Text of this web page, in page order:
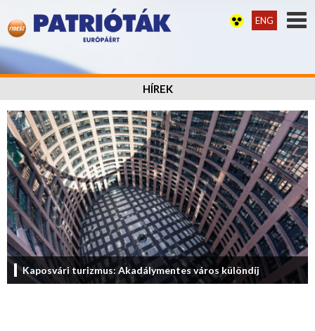
ENG
HÍREK
Kaposvári turizmus: Akadálymentes város különdíj